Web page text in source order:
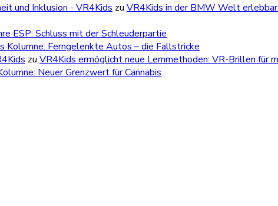
und Inklusion - VR4Kids zu VR4Kids in der BMW Welt
ESP: Schluss mit der Schleuderpartie
Kolumne: Ferngelenkte Autos – die Fallstricke
zu VR4Kids ermöglicht neue Lernmethoden: VR-Brillen für
Neuer Grenzwert für Cannabis